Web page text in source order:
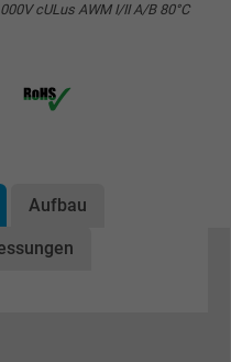
cULus AWM I/II A/B 80°C
Aufbau